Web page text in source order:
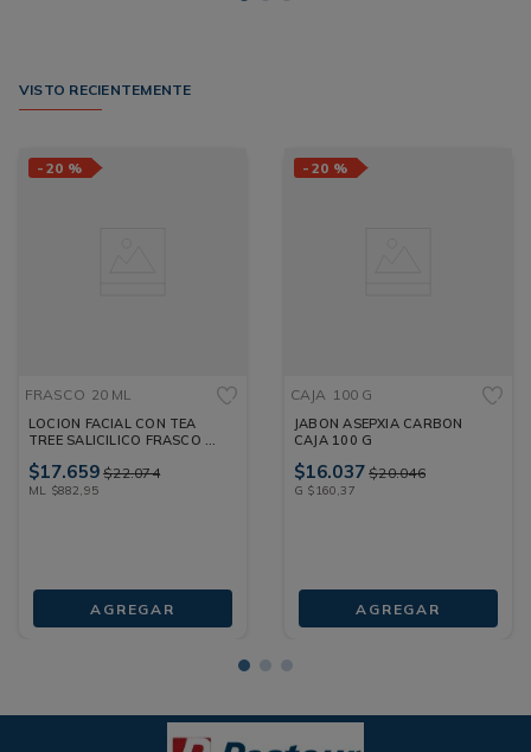
VISTO RECIENTEMENTE
- 20 %
FRASCO 20 ML
LOCION FACIAL CON TEA
TREE SALICILICO FRASCO 20
$17.659 $22.074
ML $882,95
AGREGAR
- 20 %
CAJA 100 G
JABON ASEPXIA CARBON
CAJA 100 G
$16.037 $20.046
G $160,37
AGREGAR